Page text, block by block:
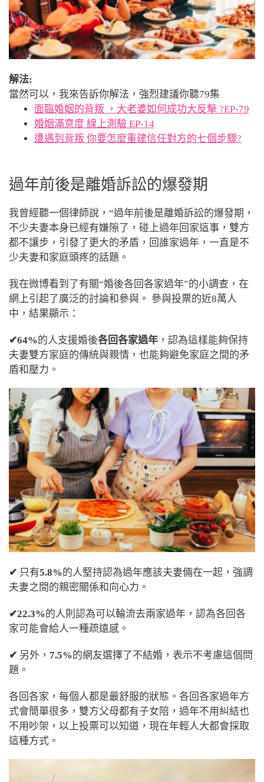
解法:
當然可以，我來告訴你解法， 強烈建議你聽79集
面臨婚姻的背叛 ，大老婆如何成功大反擊 ?EP-79
婚姻滿意度 線上測驗 EP-14
遭遇到背叛 你要怎麼重建信任對方的七個步驟?
過年前後是離婚訴訟的爆發期
我曾經聽一個律師說，“過年前後是離婚訴訟的爆發期，
不少夫妻本身已經有嫌隙了，碰上過年回家這事，雙方
都不讓步，引發了更大的矛盾， 回誰家過年，一直是不
少夫妻和家庭頭疼的話題。
我在微博看到了有關“婚後各回各家過年”的小調查，在
網上引起了廣泛的討論和參與。 參與投票的近8萬人
中，結果顯示：
✔64%的人支援婚後各回各家過年 ，認為這樣能夠保持
夫妻雙方家庭的傳統與親情，也能夠避免家庭之間的矛
盾和壓力。
✔ 只有5.8%的人堅持認為過年應該夫妻倆在一起，強調
夫妻之間的親密關係和向心力。
✔22.3%的人則認為可以輪流去兩家過年，認為各回各
家可能會給人一種疏遠感。
✔ 另外， 7.5%的網友選擇了不結婚，表示不考慮這個問
題。
各回各家，每個人都是最舒服的狀態。各回各家過年方
式會簡單很多，雙方父母都有子女陪，過年不用糾結也
不用吵架，以上投票可以知道，現在年輕人大都會採取
這種方式。